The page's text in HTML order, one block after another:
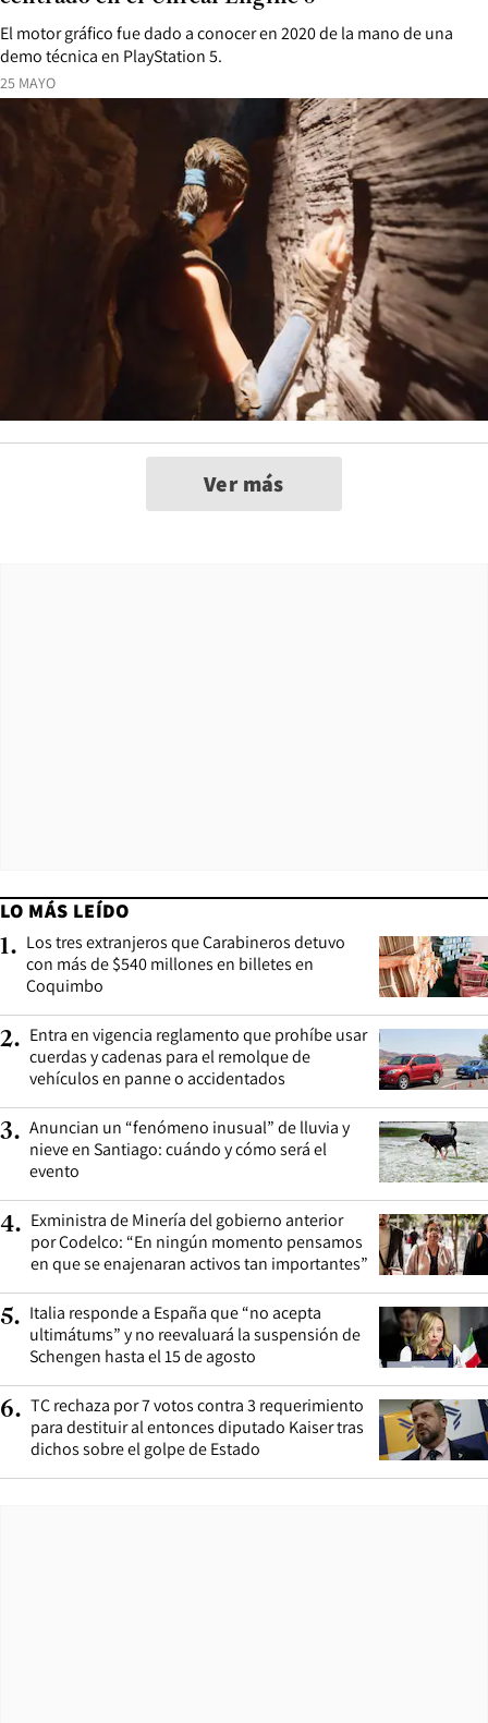
25 MAYO
El motor gráfico fue dado a conocer en 2020 de la mano de una
demo técnica en PlayStation 5.
Ver más
LO MÁS LEÍDO
1. Los tres extranjeros que Carabineros detuvo
con más de $540 millones en billetes en
Coquimbo
2. Entra en vigencia reglamento que prohíbe usar
cuerdas y cadenas para el remolque de
vehículos en panne o accidentados
3. Anuncian un “fenómeno inusual” de lluvia y
nieve en Santiago: cuándo y cómo será el
evento
4. Exministra de Minería del gobierno anterior
por Codelco: “En ningún momento pensamos
en que se enajenaran activos tan importantes”
5. Italia responde a España que “no acepta
ultimátums” y no reevaluará la suspensión de
Schengen hasta el 15 de agosto
6. TC rechaza por 7 votos contra 3 requerimiento
para destituir al entonces diputado Kaiser tras
dichos sobre el golpe de Estado